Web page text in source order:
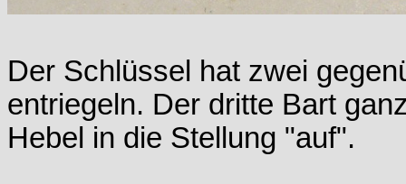
Der Schlüssel hat zwei
entriegeln. Der dritte Bart
Hebel in die Stellung "auf".